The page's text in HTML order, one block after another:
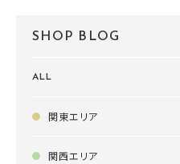
SHOP BLOG
ALL
関東エリア
関西エリア